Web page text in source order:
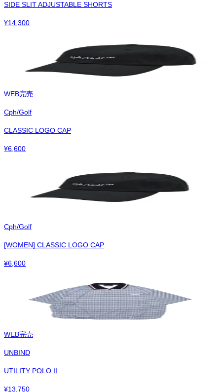
SIDE SLIT ADJUSTABLE SHORTS
¥14,300
WEB完売
Cph/Golf
CLASSIC LOGO CAP
¥6,600
Cph/Golf
[WOMEN] CLASSIC LOGO CAP
¥6,600
WEB完売
UNBIND
UTILITY POLO II
¥13,750